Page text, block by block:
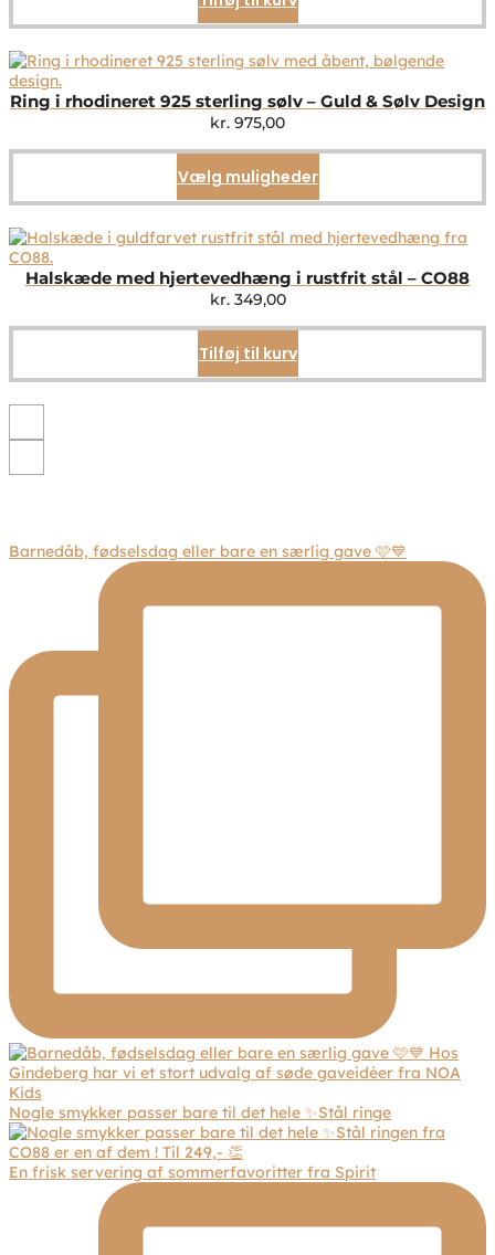
Ring i rhodineret 925 sterling sølv – Guld & Sølv Design
kr. 975,00
Vælg mulighederDette
vare
flere
Mulighederne
på
Halskæde med hjertevedhæng i rustfrit stål – CO88
kr.349,00
Tilføj til kurv
Barnedåb, fødselsdag eller bare en særlig gave 🩷💙
Nogle smykker passer bare til det hele ✨Stål ringe
En frisk servering af sommerfavoritter fra Spirit